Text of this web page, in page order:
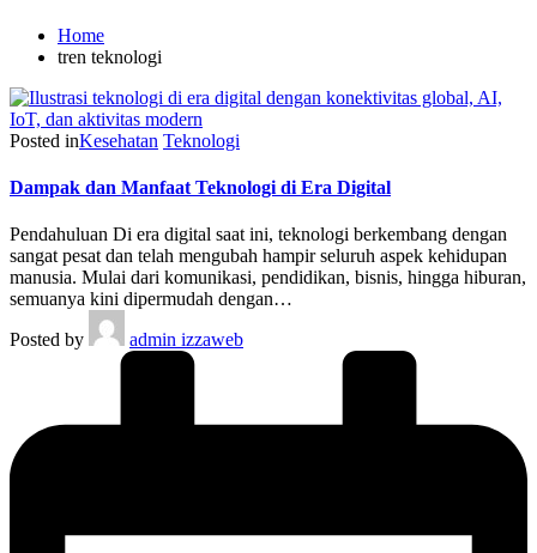
Home
tren teknologi
Posted inKesehatan Teknologi
Dampak dan Manfaat Teknologi di Era Digital
Pendahuluan Di era digital saat ini, teknologi berkembang dengan
sangat pesat dan telah mengubah hampir seluruh aspek kehidupan
manusia. Mulai dari komunikasi, pendidikan, bisnis, hingga hiburan,
semuanya kini dipermudah dengan…
Posted by
admin izzaweb